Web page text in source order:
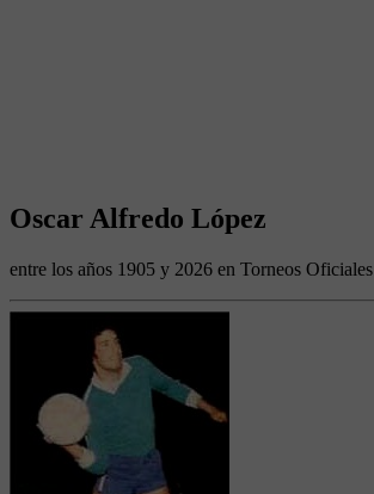
Oscar Alfredo López
entre los años 1905 y 2026 en Torneos Oficiales